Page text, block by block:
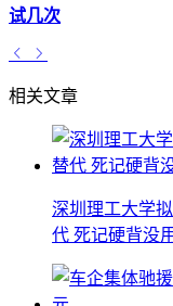
试几次
相关文章
深圳理工大学
代 死记硬背没用